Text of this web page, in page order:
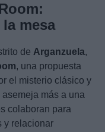
mesa
de Arganzuela,
, una propuesta
el misterio clásico y
más a una
colaboran para
y relacionar